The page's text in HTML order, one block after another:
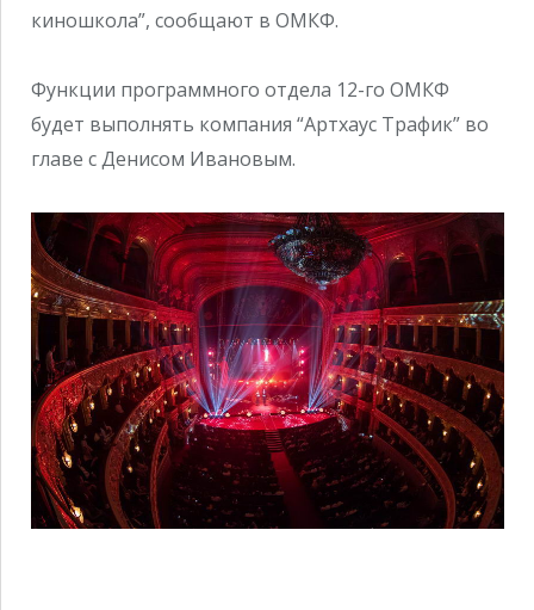
киношкола”, сообщают в ОМКФ.
Функции программного отдела 12-го ОМКФ
будет выполнять компания “Артхаус Трафик” во
главе с Денисом Ивановым.